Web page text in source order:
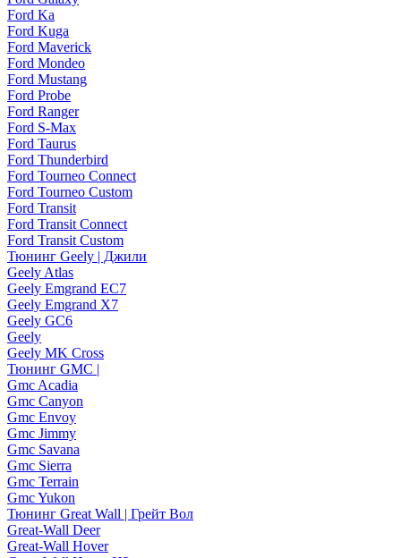
Ford Ka
Ford Kuga
Ford Maverick
Ford Mondeo
Ford Mustang
Ford Probe
Ford Ranger
Ford S-Max
Ford Taurus
Ford Thunderbird
Ford Tourneo Connect
Ford Tourneo Custom
Ford Transit
Ford Transit Connect
Ford Transit Custom
Тюнинг Geely | Джили
Geely Atlas
Geely Emgrand EC7
Geely Emgrand X7
Geely GC6
Geely
Geely MK Cross
Тюнинг GMC |
Gmc Acadia
Gmc Canyon
Gmc Envoy
Gmc Jimmy
Gmc Savana
Gmc Sierra
Gmc Terrain
Gmc Yukon
Тюнинг Great Wall | Грейт Вол
Great-Wall Deer
Great-Wall Hover